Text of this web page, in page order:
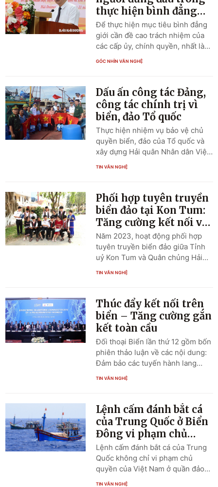
chủ trì buổi gặp mặt.
thực hiện bình đẳng
giới
Để thực hiện mục tiêu bình đẳng
giới cần đề cao trách nhiệm của
các cấp ủy, chính quyền, nhất là
phát huy vai trò của người đứng
GÓC NHÌN VĂN NGHỆ
Dấu ấn công tác Đảng,
công tác chính trị vì
biển, đảo Tổ quốc
Thực hiện nhiệm vụ bảo vệ chủ
quyền biển, đảo của Tổ quốc và
xây dựng Hải quân Nhân dân Việt
Nam cách mạng, chính quy, tinh
Quân chủng, chủ động, nhạy bén,
sáng tạo, tham mưu, đề xuất với
Đảng ủy, Bộ Tư lệnh Quân chủng
nhiều chủ trương, quyết sách xây
dựng Quân chủng vững mạnh về
chính trị, nâng cao chất lượng
tổng hợp và sức mạnh chiến đấu,
bảo vệ vững chắc chủ quyền các
TIN VĂN NGHỆ
Phối hợp tuyên truyền
biển đảo tại Kon Tum:
Tăng cường kết nối và
chia sẻ
Năm 2023, hoạt động phối hợp
tuyên truyền biển đảo giữa Tỉnh
uỷ Kon Tum và Quân chủng Hải
quân đã có sự đổi mới; hoạt động
truyền giữa các địa phương, đơn
vị được tăng cường và đạt được
nhiều kết quả quan trọng.
TIN VĂN NGHỆ
Thúc đẩy kết nối trên
biển – Tăng cường gắn
kết toàn cầu
Đối thoại Biển lần thứ 12 gồm bốn
phiên thảo luận về các nội dung:
Đảm bảo các tuyến hành lang
đường biển trong bối cảnh cạnh
biển thông minh bền vững – xu
thế không đảo ngược trong nền
kinh tế xanh; Kết nối hạ tầng trên
biển trong thời đại công nghệ số
hoá; và Tìm kiếm những sáng kiến
kết nối các hành lang xanh trên
không gian biển.
TIN VĂN NGHỆ
Lệnh cấm đánh bắt cá
của Trung Quốc ở Biển
Đông vi phạm chủ
quyền của Việt Nam
Lệnh cấm đánh bắt cá của Trung
Quốc không chỉ vi phạm chủ
quyền của Việt Nam ở quần đảo
Hoàng Sa mà còn vi phạm quyền
TIN VĂN NGHỆ